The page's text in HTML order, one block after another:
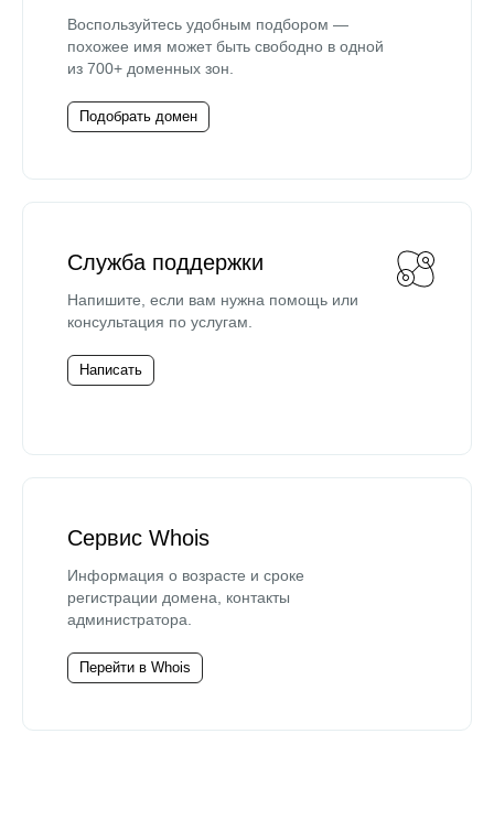
Воспользуйтесь удобным подбором —
похожее имя может быть свободно в одной
из 700+ доменных зон.
Подобрать домен
Служба поддержки
Напишите, если вам нужна помощь или
консультация по услугам.
Написать
Сервис Whois
Информация о возрасте и сроке
регистрации домена, контакты
администратора.
Перейти в Whois